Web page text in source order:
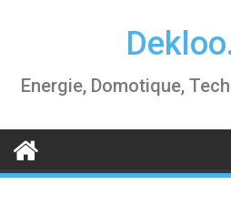
Energie, Domotique,